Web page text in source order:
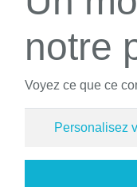
notre
Voyez ce que ce
Personalisez